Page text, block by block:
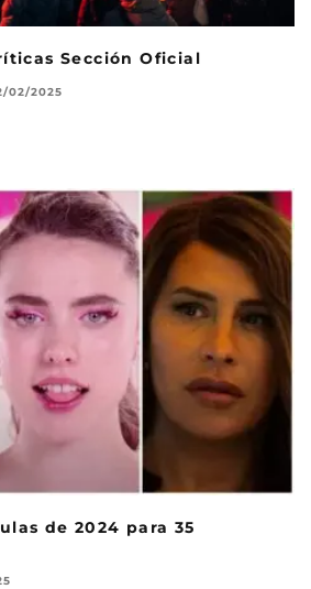
Sección Oficial
02/2025
de 2024 para 35